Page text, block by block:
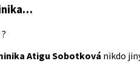
?
Atigu Sobotková nikdo